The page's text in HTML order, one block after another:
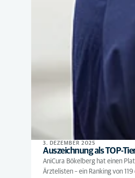
3. DEZEMBER 2025
Auszeichnung als TOP-
AniCura Bökelberg hat einen
Ärztelisten – ein Ranking von